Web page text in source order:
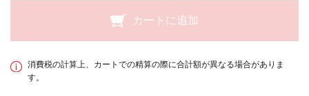
カートに追加
消費税の計算上、カートでの精算の際に合計額が異なる場合がありま
す。